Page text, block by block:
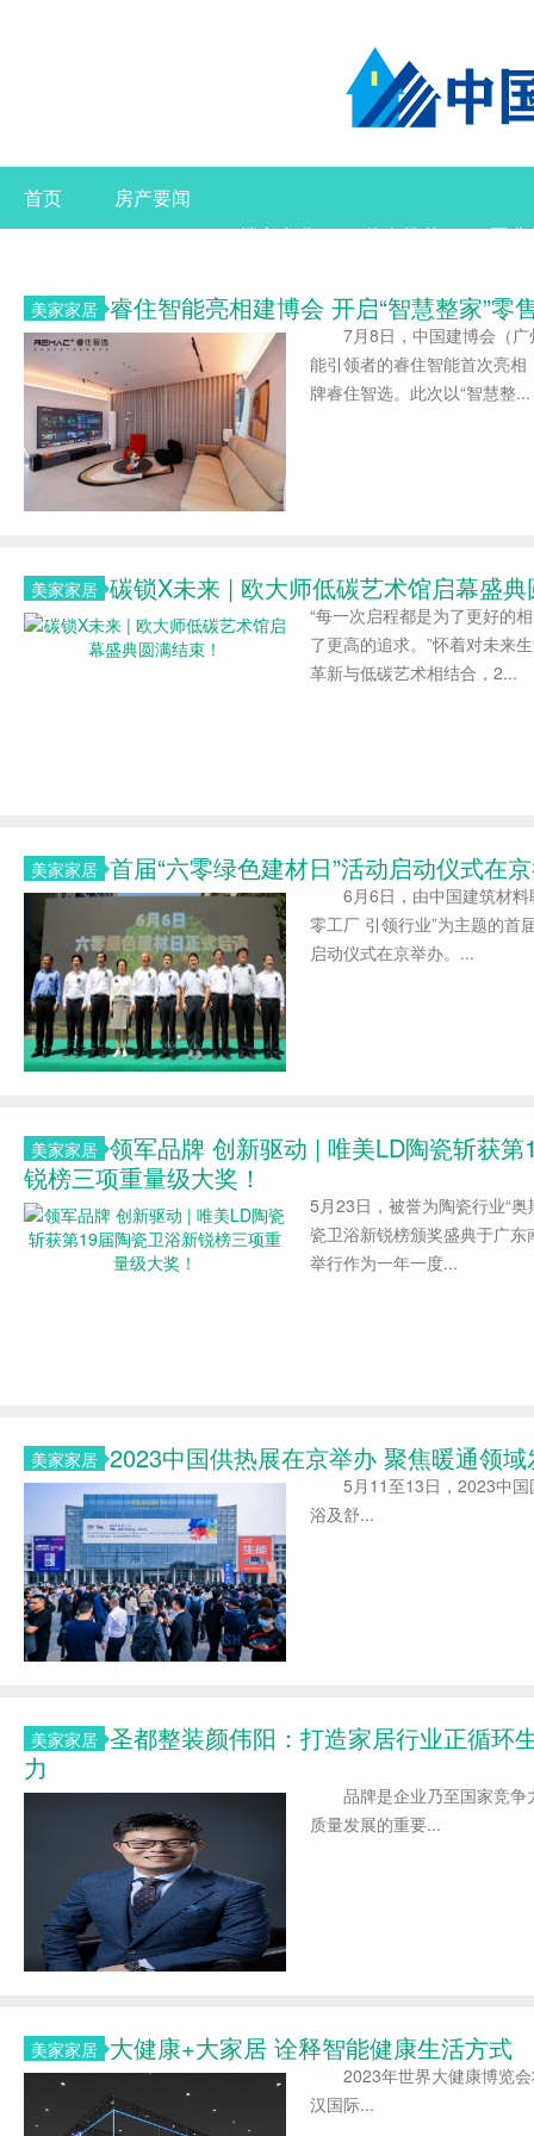
首页
房产要闻
楼市产业
热盘推荐 置业
美家家居 睿住智能亮相建博会 开启“智慧整家”零
7月8日，中国建博会（广
能引领者的睿住智能首次亮
牌睿住智选。此次以“智慧整...
美家家居 碳锁X未来 | 欧大师低碳艺术馆启幕盛
“每一次启程都是为了更好的
了更高的追求。”怀着对未来
革新与低碳艺术相结合，2...
美家家居 首届“六零绿色建材日”活动启动仪式在
6月6日，由中国建筑材料
零工厂 引领行业”为主题的首
启动仪式在京举办。...
美家家居 领军品牌 创新驱动 | 唯美LD陶瓷斩获
锐榜三项重量级大奖！
5月23日，被誉为陶瓷行业“
瓷卫浴新锐榜颁奖盛典于广
举行作为一年一度...
美家家居 2023中国供热展在京举办 聚焦暖通领
5月11至13日，2023中国
浴及舒...
美家家居 圣都整装颜伟阳：打造家居行业正循环
力
品牌是企业乃至国家竞争
质量发展的重要...
美家家居 大健康+大家居 诠释智能健康生活方式
2023年世界大健康博览会
汉国际...